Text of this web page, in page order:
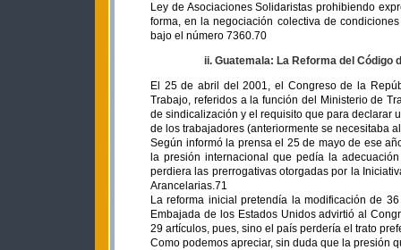
Ley de Asociaciones Solidaristas prohibiendo
forma, en la negociación colectiva de
bajo el número 7360.70
ii. Guatemala: La Reforma del Código
El 25 de abril del 2001, el Congreso de la
Trabajo, referidos a la función del Ministerio de
de sindicalización y el requisito que para declarar
de los trabajadores (anteriormente se necesitaba
Según informó la prensa el 25 de mayo de ese
la presión internacional que pedía la
perdiera las prerrogativas otorgadas por la
Arancelarias.71
La reforma inicial pretendía la modificación de
Embajada de los Estados Unidos advirtió al
29 artículos, pues, sino el país perdería el trato
Como podemos apreciar, sin duda que la presión